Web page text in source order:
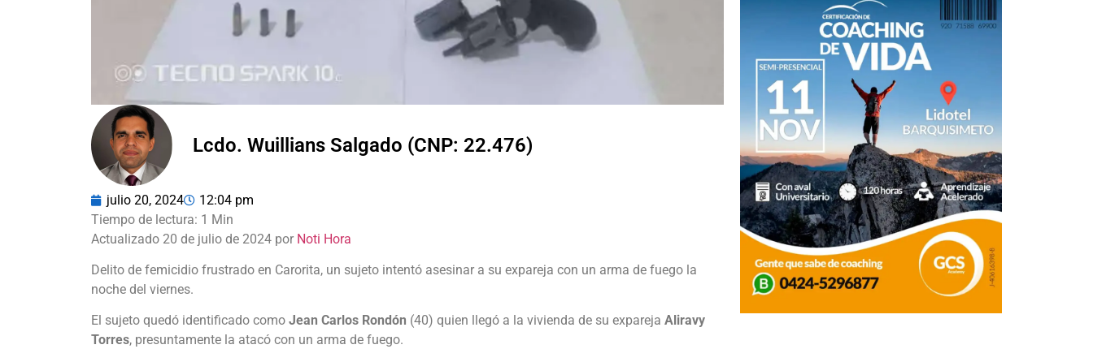
Lcdo. Wuillians Salgado (CNP: 22.476)
julio 20, 2024 12:04 pm
Actualizado 20 de julio de 2024 por Noti Hora
Delito de femicidio frustrado en Carorita, un sujeto intentó asesinar a su expareja con un arma de fuego la
noche del viernes.
El sujeto quedó identificado como Jean Carlos Rondón (40) quien llegó a la vivienda de su expareja Aliravy
Torres, presuntamente la atacó con un arma de fuego.